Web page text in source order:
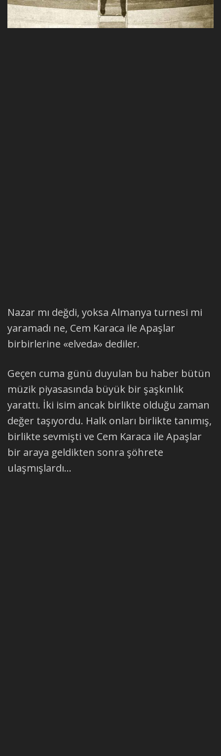
Nazar mı değdi, yoksa Almanya turnesi mi
yaramadı ne, Cem Karaca ile Apaşlar
birbirlerine «elveda» dediler.
Geçen cuma günü duyulan bu haber bütün
müzik piyasasında büyük bir şaşkınlık
yarattı. İki isim ancak birlikte olduğu zaman
değer taşıyordu. Halk onları birlikte tanımış,
birlikte sevmişti ve Cem Karaca ile Apaşlar
bir araya geldikten sonra şöhrete
ulaşmışlardı...